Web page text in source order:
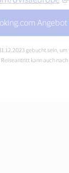
Angebot
gebucht sein,
kann auch nach